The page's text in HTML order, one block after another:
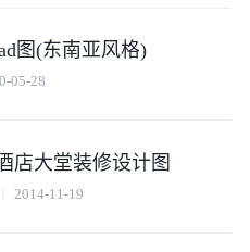
图(东南亚风格)
05-28
店大堂装修设计图
2014-11-19